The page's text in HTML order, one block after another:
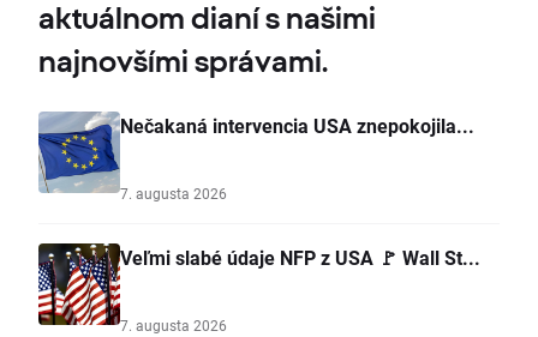
aktuálnom dianí s našimi
najnovšími správami.
Nečakaná intervencia USA znepokojila...
7. augusta 2026
Veľmi slabé údaje NFP z USA 🚩 Wall St...
7. augusta 2026